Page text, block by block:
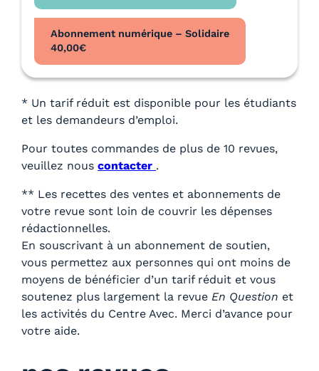
Abonnement numérique – Solidaire
40,00€
* Un tarif réduit est disponible pour les étudiants
et les demandeurs d’emploi.
Pour toutes commandes de plus de 10 revues,
veuillez nous contacter .
** Les recettes des ventes et abonnements de
votre revue sont loin de couvrir les dépenses
rédactionnelles.
En souscrivant à un abonnement de soutien,
vous permettez aux personnes qui ont moins de
moyens de bénéficier d’un tarif réduit et vous
soutenez plus largement la revue En Question et
les activités du Centre Avec. Merci d’avance pour
votre aide.